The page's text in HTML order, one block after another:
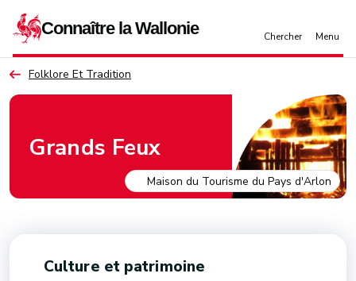
Folklore Et Tradition
Grands Feux
Culture et patrimoine